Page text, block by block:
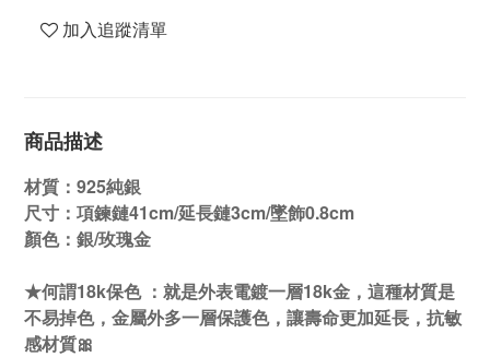
加入追蹤清單
商品描述
材質：925純銀
尺寸：項鍊鏈41cm/延長鏈3cm/墜飾0.8cm
顏色：銀/玫瑰金
★何謂18k保色 ：就是外表電鍍一層18k金，這種材質是
不易掉色，金屬外多一層保護色，讓壽命更加延長，抗敏
感材質🎀